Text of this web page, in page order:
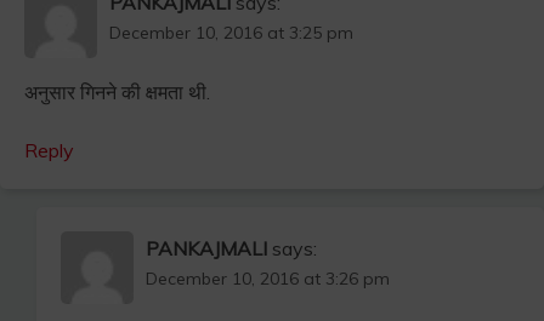
December 10, 2016 at 3:25 pm
अनुसार गिनने की क्षमता थी.
Reply
PANKAJMALI says:
December 10, 2016 at 3:26 pm